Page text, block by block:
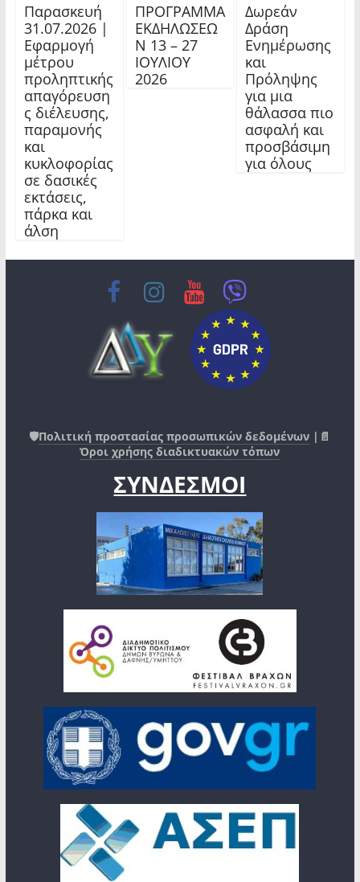
Παρασκευή
31.07.2026 |
Εφαρμογή
μέτρου
προληπτικής
απαγόρευση
ς διέλευσης,
παραμονής
και
κυκλοφορίας
σε δασικές
εκτάσεις,
πάρκα και
άλση
ΠΡΟΓΡΑΜΜΑ
ΕΚΔΗΛΩΣΕΩ
Ν 13 – 27
ΙΟΥΛΙΟΥ
2026
Δωρεάν
Δράση
Ενημέρωσης
και
Πρόληψης
για μια
θάλασσα πιο
ασφαλή και
προσβάσιμη
για όλους
🛡️Πολιτική προστασίας προσωπικών δεδομένων |📄
Όροι χρήσης διαδικτυακών τόπων
ΣΥΝΔΕΣΜΟΙ